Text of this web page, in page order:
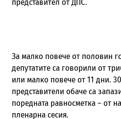
представител от ДПС.
За малко повече от половин
депутатите са говорили от
или малко повече от 11 дни.
представители обаче са
поредната равносметка – от
пленарна сесия.